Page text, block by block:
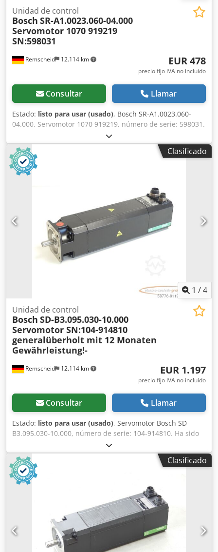
Remscheid 12.114 km
Unidad de control
Bosch SR-A1.0023.060-04.000
Servomotor 1070 919219
SN:598031
EUR 478
precio fijo IVA no incluído
Consultar Llamar
Estado: listo para usar (usado), Bosch SR-A1.0023.060-
04.000. Servomotor 1070 919219, número de serie: 598031.
Usado, con signos normales de uso, funcionamiento 100
%, el alcance del suministro se muestra en las fotos. Crjdoi
D Hgqopfx Afpof
Clasificado
1 /4
Remscheid 12.114 km
Unidad de control
Bosch SD-B3.095.030-10.000
Servomotor SN:104-914810
generalüberholt mit 12 Monaten
Gewährleistung!-
EUR 1.197
precio fijo IVA no incluído
Consultar Llamar
Estado: listo para usar (usado), Servomotor Bosch SD-
B3.095.030-10.000, número de serie: 104-914810. Ha sido
revisado y probado por completo por personal cualificado
y cuenta con una garantía de 12 meses. Funciona al 100%.
El alcance del suministro se corresponde con las fotos.
Para este artículo no se aplican los descuentos de venta
acordados. Por favor, solicite el precio por separado.
Clasificado